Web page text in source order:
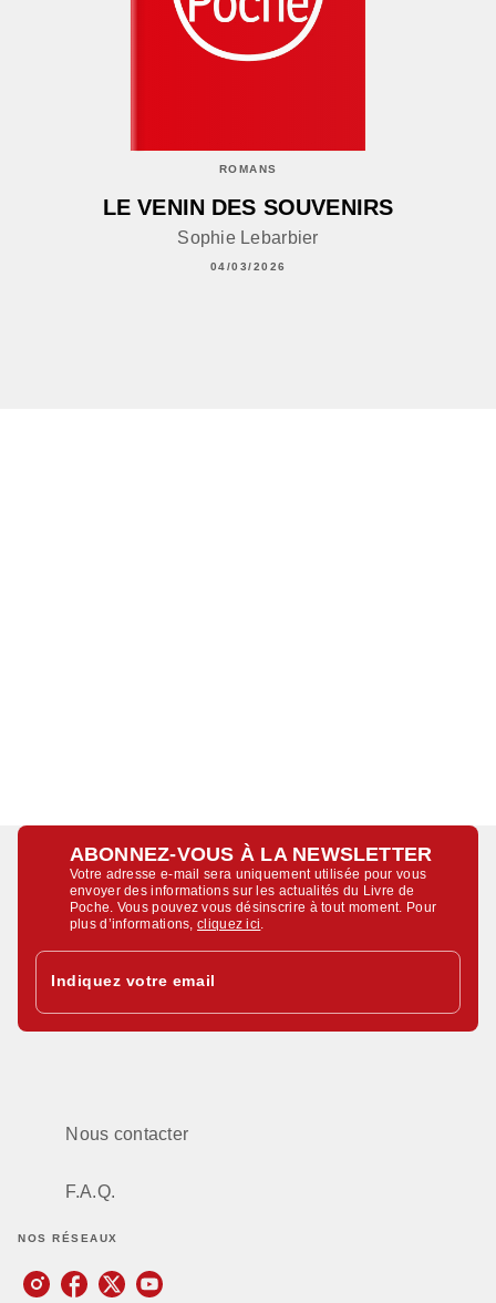
ROMANS
LE VENIN DES SOUVENIRS
Sophie Lebarbier
04/03/2026
ABONNEZ-VOUS À LA NEWSLETTER
Votre adresse e-mail sera uniquement utilisée pour vous
envoyer des informations sur les actualités du Livre de
Poche. Vous pouvez vous désinscrire à tout moment. Pour
plus d’informations,cliquez ici
Indiquez votre email
Nous contacter
F.A.Q.
NOS RÉSEAUX